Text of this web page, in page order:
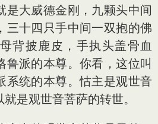
是大威德金刚，九颗头中间
三十四只手中间一双抱的佛
背披鹿皮，手执头盖骨血
鲁派的本尊。你看，这位叫
系统的本尊。怙主是观世音
是观世音菩萨的转世。